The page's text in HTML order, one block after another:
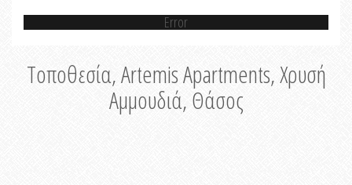
Error
Τοποθεσία, Artemis Apartments, Χρυσή
Αμμουδιά, Θάσος